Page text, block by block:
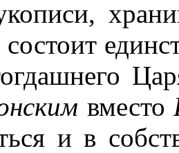
состоит
вместо
и в